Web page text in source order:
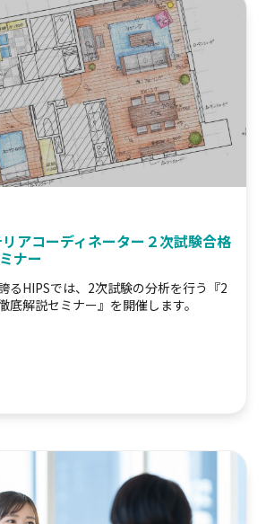
アコーディネーター２次試験合格
ナー
るHIPSでは、2次試験の分析を行う『2
解説セミナー』を開催します。